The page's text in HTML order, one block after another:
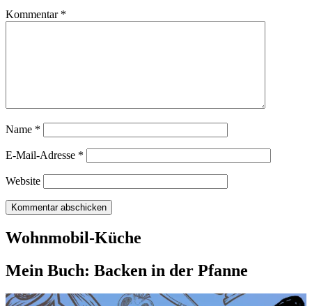
Kommentar *
Name *
E-Mail-Adresse *
Website
Wohnmobil-Küche
Mein Buch: Backen in der Pfanne